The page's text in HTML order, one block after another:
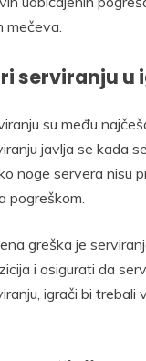
mečeva.
serviranju u
su među
javlja se kada
noge servera nisu
pogreškom.
greška je
i osigurati da
igrači bi